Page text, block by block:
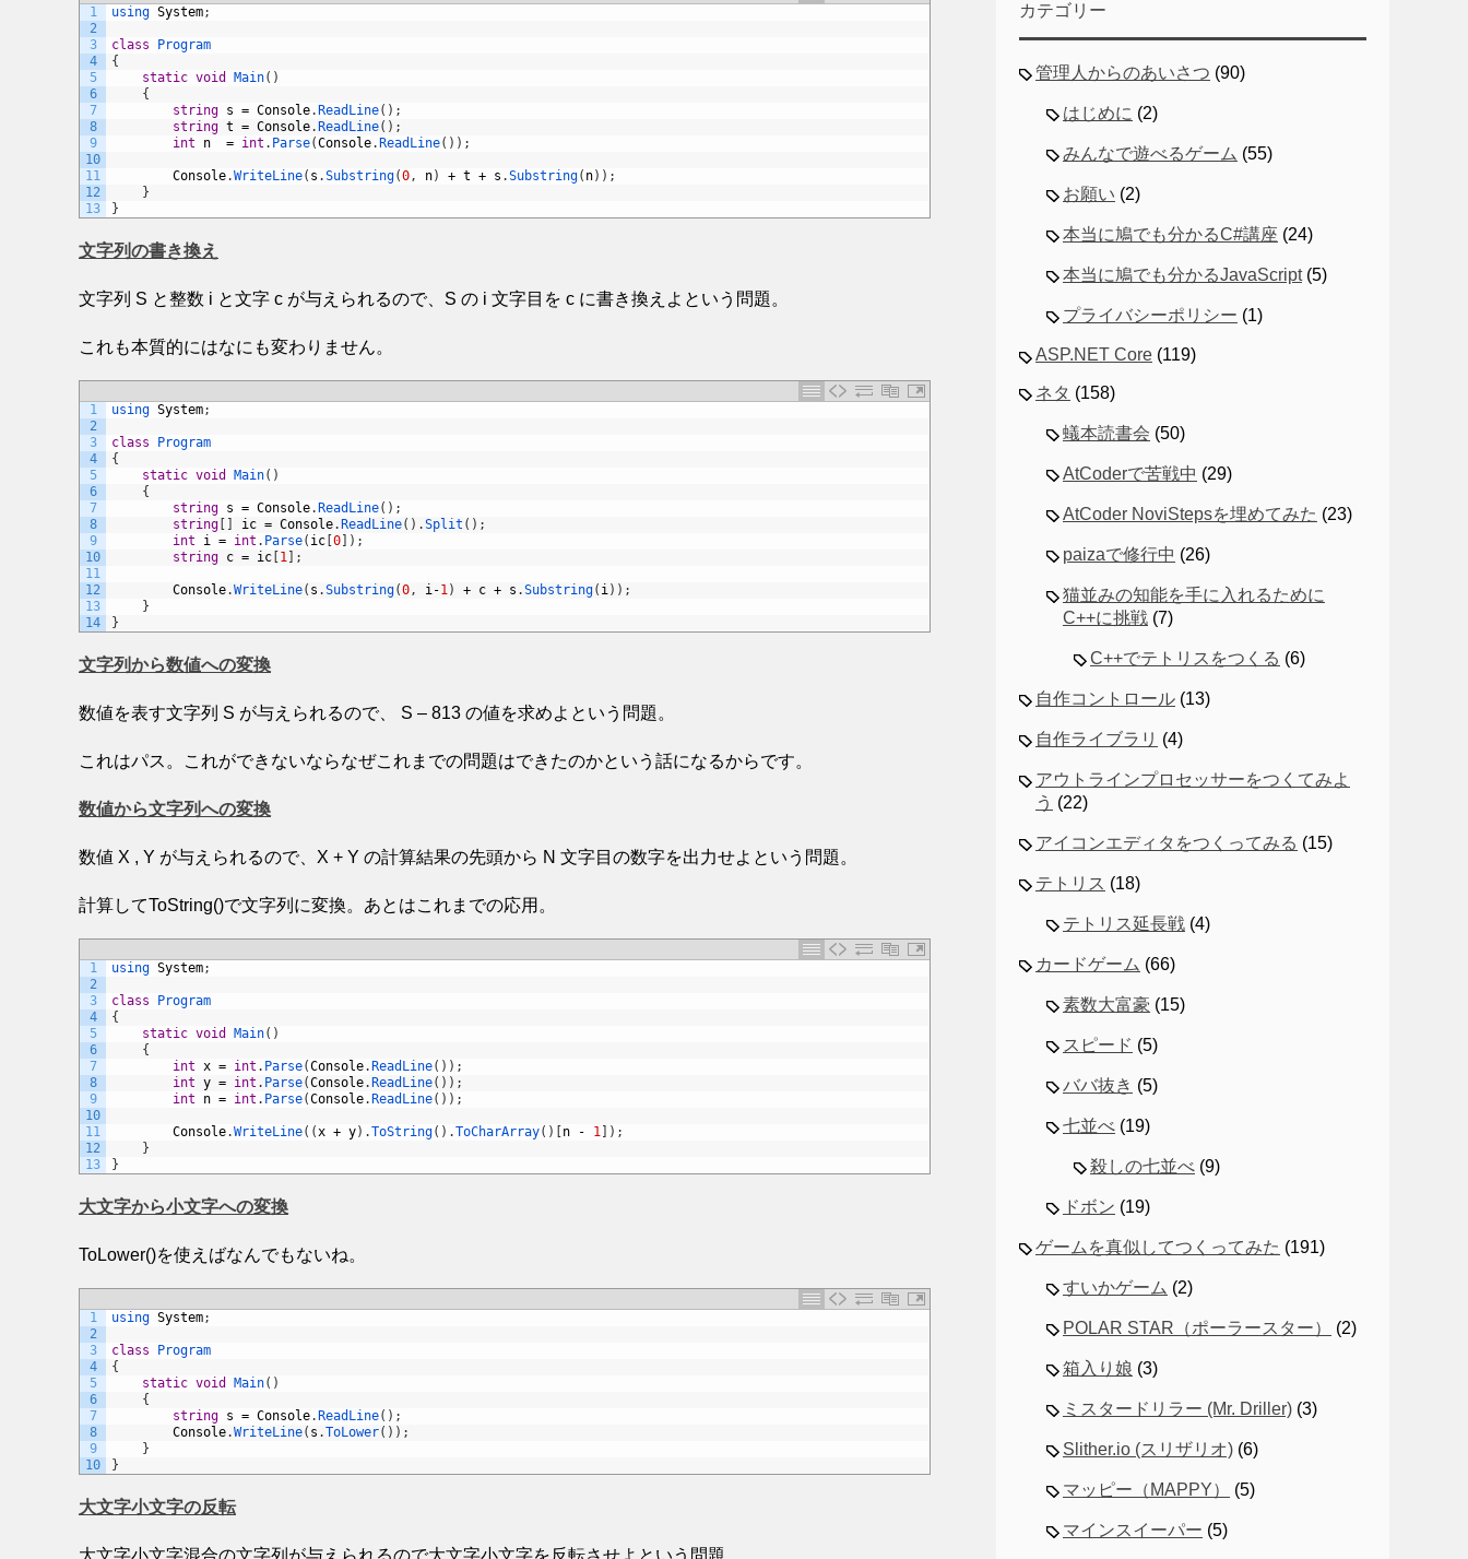
1
2
3
4
5
6
7
8
9
10
11
12
13
using System;
class
Program
{
static void Main( )
{
string s = Console. ReadLine( ) ;
string t = Console. ReadLine( ) ;
int
n = int . Parse(Console. ReadLine( ) ) ;
Console.WriteLine( s .Substring(0, n) + t + s .Substring( n) ) ;
}
}
文字列の書き換え
文字列 S と整数 i と文字 c が与えられるので、S の i 文字目を c に書き換えよという問題。
これも本質的にはなにも変わりません。
1
2
3
4
5
6
7
8
9
10
11
12
13
14
using System;
class
Program
{
static void Main( )
{
string s = Console. ReadLine( ) ;
string
ic = Console. ReadLine( ) .Split ( ) ;
int
i = int . Parse( ic 0 ) ;
string c = ic 1 ;
Console.WriteLine( s .Substring(0, i-1) + c + s .Substring( i) ) ;
}
}
文字列から数値への変換
数値を表す文字列 S が与えられるので、 S – 813 の値を求めよという問題。
これはパス。これができないならなぜこれまでの問題はできたのかという話になるからです。
数値から文字列への変換
数値 X , Y が与えられるので、X + Y の計算結果の先頭から N 文字目の数字を出力せよという問題。
計算してToString()で文字列に変換。あとはこれまでの応用。
1
2
3
4
5
6
7
8
9
10
11
12
13
using System;
class
Program
{
static void Main( )
{
int x = int . Parse(Console. ReadLine( ) ) ;
int y = int . Parse(Console. ReadLine( ) ) ;
int
n = int . Parse(Console. ReadLine( ) ) ;
Console.WriteLine( (x + y) .ToString( ) .ToCharArray( ) n - 1 ) ;
}
}
大文字から小文字への変換
ToLower()を使えばなんでもないね。
1
2
3
4
5
6
7
8
9
10
using System;
class
Program
{
static void Main( )
{
string s = Console. ReadLine( ) ;
Console.WriteLine( s .ToLower( ) ) ;
}
}
大文字小文字の反転
カテゴリー
管理人からのあいさつ (90)
はじめに (2)
みんなで遊べるゲーム (55)
お願い (2)
本当に鳩でも分かるC#講座 (24)
本当に鳩でも分かるJavaScript(5)
プライバシーポリシー (1)
ASP.NET Core (119)
ネタ (158)
蟻本読書会 (50)
AtCoderで苦戦中 (29)
AtCoder NoviStepsを埋めてみた (23)
paizaで修行中 (26)
猫並みの知能を手に入れるために
C++に挑戦 (7)
C++でテトリスをつくる (6)
自作コントロール (13)
自作ライブラリ (4)
アウトラインプロセッサーをつくてみよ
う (22)
アイコンエディタをつくってみる (15)
テトリス (18)
テトリス延長戦 (4)
カードゲーム (66)
素数大富豪 (15)
スピード (5)
ババ抜き (5)
七並べ (19)
殺しの七並べ (9)
ドボン (19)
ゲームを真似してつくってみた (191)
すいかゲーム (2)
POLAR STAR（ポーラースター） (2)
箱入り娘 (3)
ミスタードリラー (Mr. Driller) (3)
Slither.io (スリザリオ) (6)
マッピー（MAPPY） (5)
マインスイーパー (5)